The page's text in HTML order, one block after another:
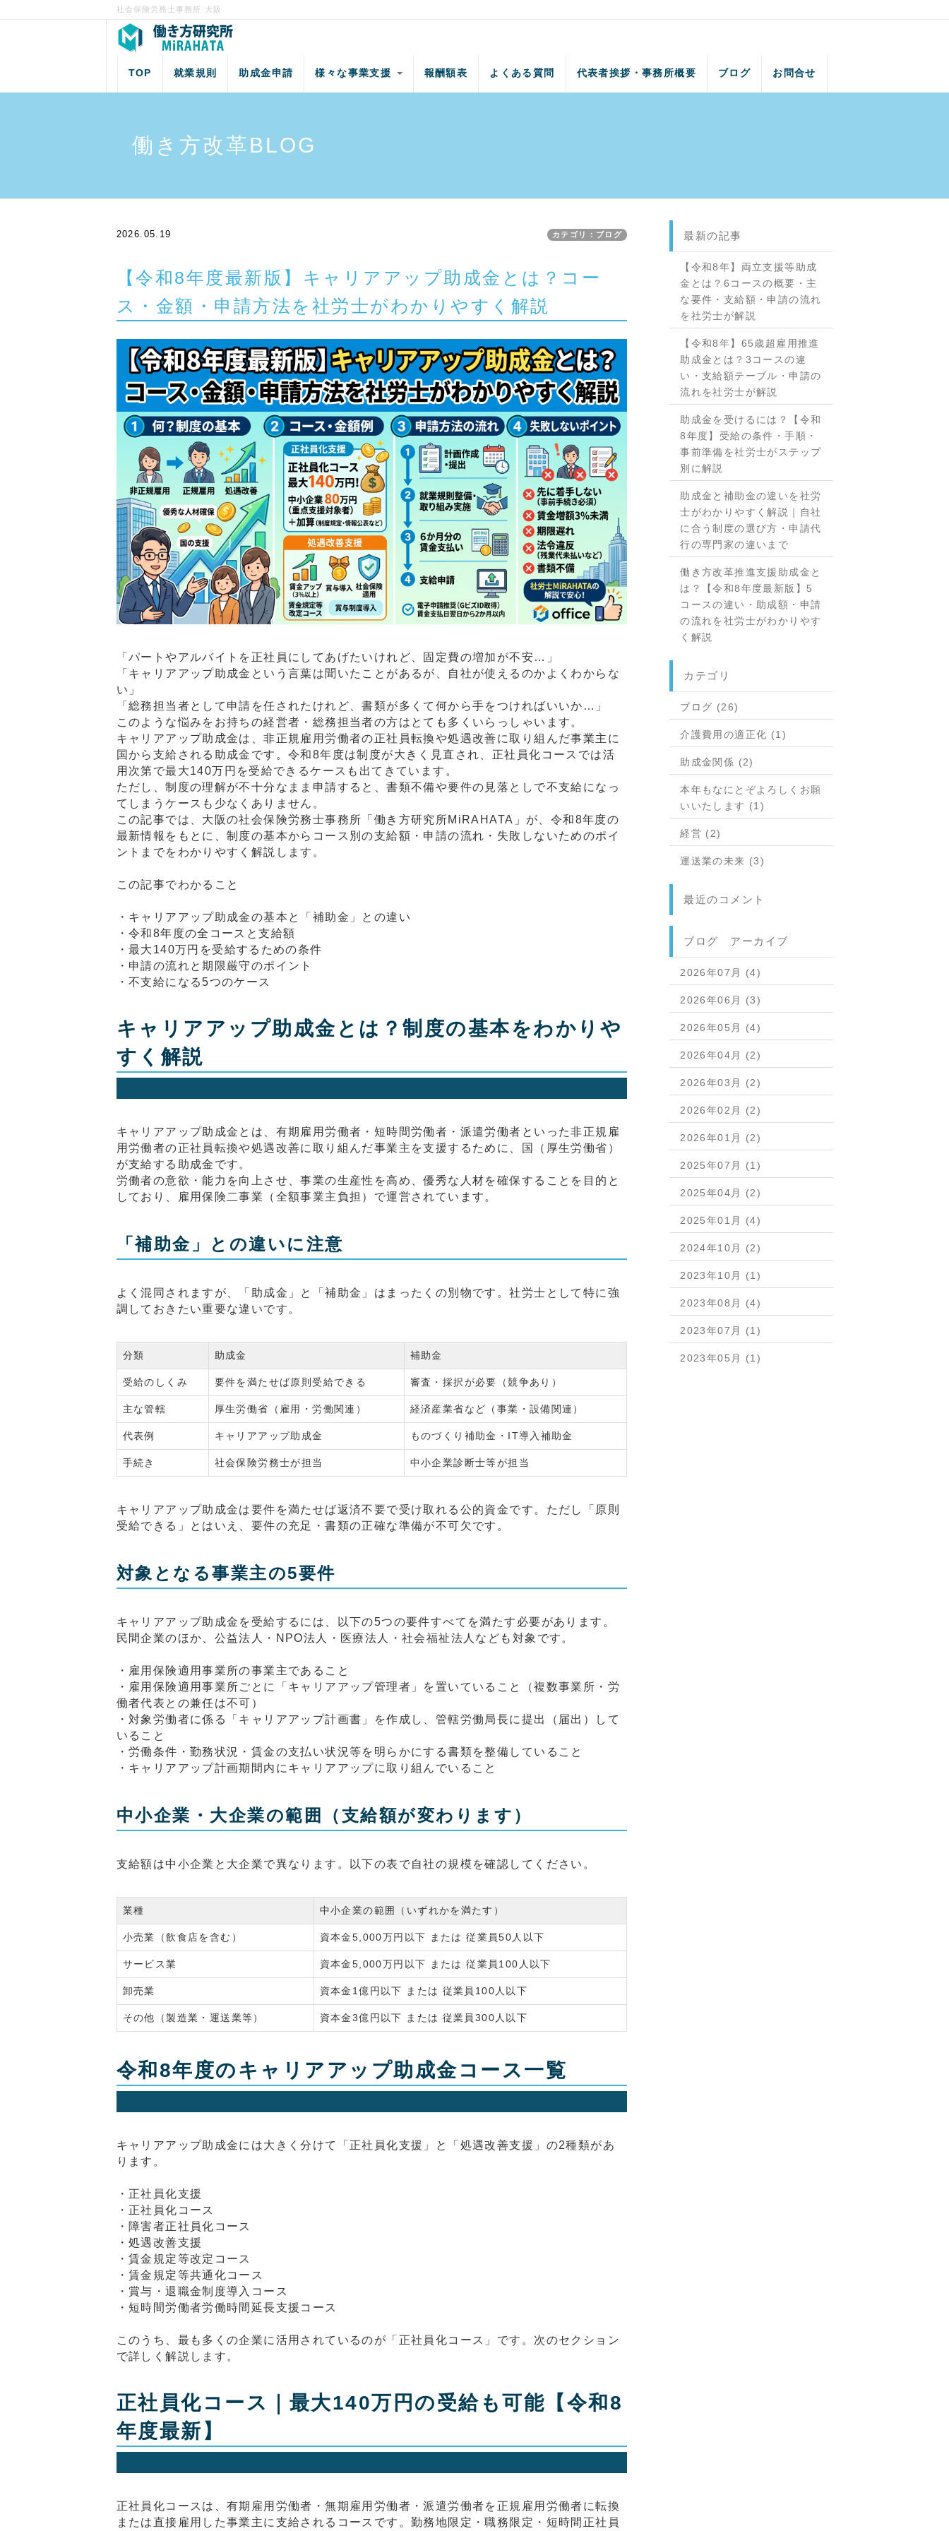
社会保険労務士事務所 大阪
TOP 就業規則 助成金申請 様々な事業支援 報酬額表 よくある質問 代表者挨拶・事務所概要 ブログ お問合せ
働き方改革BLOG
2026.05.19 カテゴリ：ブログ
【令和8年度最新版】キャリアアップ助成金とは？コー
ス・金額・申請方法を社労士がわかりやすく解説
「パートやアルバイトを正社員にしてあげたいけれど、固定費の増加が不安…」
「キャリアアップ助成金という言葉は聞いたことがあるが、自社が使えるのかよくわからな
い」
「総務担当者として申請を任されたけれど、書類が多くて何から手をつければいいか…」
このような悩みをお持ちの経営者・総務担当者の方はとても多くいらっしゃいます。
キャリアアップ助成金は、非正規雇用労働者の正社員転換や処遇改善に取り組んだ事業主に
国から支給される助成金です。令和8年度は制度が大きく見直され、正社員化コースでは活
用次第で最大140万円を受給できるケースも出てきています。
ただし、制度の理解が不十分なまま申請すると、書類不備や要件の見落としで不支給になっ
てしまうケースも少なくありません。
この記事では、大阪の社会保険労務士事務所「働き方研究所MiRAHATA」が、令和8年度の
最新情報をもとに、制度の基本からコース別の支給額・申請の流れ・失敗しないためのポイ
ントまでをわかりやすく解説します。
この記事でわかること
・キャリアアップ助成金の基本と「補助金」との違い
・令和8年度の全コースと支給額
・最大140万円を受給するための条件
・申請の流れと期限厳守のポイント
・不支給になる5つのケース
キャリアアップ助成金とは？制度の基本をわかりや
すく解説
キャリアアップ助成金とは、有期雇用労働者・短時間労働者・派遣労働者といった非正規雇
用労働者の正社員転換や処遇改善に取り組んだ事業主を支援するために、国（厚生労働省）
が支給する助成金です。
労働者の意欲・能力を向上させ、事業の生産性を高め、優秀な人材を確保することを目的と
しており、雇用保険二事業（全額事業主負担）で運営されています。
「補助金」との違いに注意
よく混同されますが、「助成金」と「補助金」はまったくの別物です。社労士として特に強
調しておきたい重要な違いです。
分類 助成金 補助金
受給のしくみ 要件を満たせば原則受給できる 審査・採択が必要（競争あり）
主な管轄 厚生労働省（雇用・労働関連） 経済産業省など（事業・設備関連）
代表例 キャリアアップ助成金 ものづくり補助金・IT導入補助金
手続き 社会保険労務士が担当 中小企業診断士等が担当
キャリアアップ助成金は要件を満たせば返済不要で受け取れる公的資金です。ただし「原則
受給できる」とはいえ、要件の充足・書類の正確な準備が不可欠です。
対象となる事業主の5要件
キャリアアップ助成金を受給するには、以下の5つの要件すべてを満たす必要があります。
民間企業のほか、公益法人・NPO法人・医療法人・社会福祉法人なども対象です。
・雇用保険適用事業所の事業主であること
・雇用保険適用事業所ごとに「キャリアアップ管理者」を置いていること（複数事業所・労
働者代表との兼任は不可）
・対象労働者に係る「キャリアアップ計画書」を作成し、管轄労働局長に提出（届出）して
いること
・労働条件・勤務状況・賃金の支払い状況等を明らかにする書類を整備していること
・キャリアアップ計画期間内にキャリアアップに取り組んでいること
中小企業・大企業の範囲（支給額が変わります）
支給額は中小企業と大企業で異なります。以下の表で自社の規模を確認してください。
業種 中小企業の範囲（いずれかを満たす）
小売業（飲食店を含む） 資本金5,000万円以下 または 従業員50人以下
サービス業 資本金5,000万円以下 または 従業員100人以下
卸売業 資本金1億円以下 または 従業員100人以下
その他（製造業・運送業等） 資本金3億円以下 または 従業員300人以下
令和8年度のキャリアアップ助成金コース一覧
キャリアアップ助成金には大きく分けて「正社員化支援」と「処遇改善支援」の2種類があ
ります。
・正社員化支援
・正社員化コース
・障害者正社員化コース
・処遇改善支援
・賃金規定等改定コース
・賃金規定等共通化コース
・賞与・退職金制度導入コース
・短時間労働者労働時間延長支援コース
このうち、最も多くの企業に活用されているのが「正社員化コース」です。次のセクション
で詳しく解説します。
正社員化コース｜最大140万円の受給も可能【令和8
年度最新】
正社員化コースは、有期雇用労働者・無期雇用労働者・派遣労働者を正規雇用労働者に転換
または直接雇用した事業主に支給されるコースです。勤務地限定・職務限定・短時間正社員
最新の記事
【令和8年】両立支援等助成
金とは？6コースの概要・主
な要件・支給額・申請の流れ
を社労士が解説
【令和8年】65歳超雇用推進
助成金とは？3コースの違
い・支給額テーブル・申請の
流れを社労士が解説
助成金を受けるには？【令和
8年度】受給の条件・手順・
事前準備を社労士がステップ
別に解説
助成金と補助金の違いを社労
士がわかりやすく解説｜自社
に合う制度の選び方・申請代
行の専門家の違いまで
働き方改革推進支援助成金と
は？【令和8年度最新版】5
コースの違い・助成額・申請
の流れを社労士がわかりやす
く解説
カテゴリ
ブログ (26)
介護費用の適正化 (1)
助成金関係 (2)
本年もなにとぞよろしくお願
いいたします (1)
経営 (2)
運送業の未来 (3)
最近のコメント
ブログ アーカイブ
2026年07月 (4)
2026年06月 (3)
2026年05月 (4)
2026年04月 (2)
2026年03月 (2)
2026年02月 (2)
2026年01月 (2)
2025年07月 (1)
2025年04月 (2)
2025年01月 (4)
2024年10月 (2)
2023年10月 (1)
2023年08月 (4)
2023年07月 (1)
2023年05月 (1)